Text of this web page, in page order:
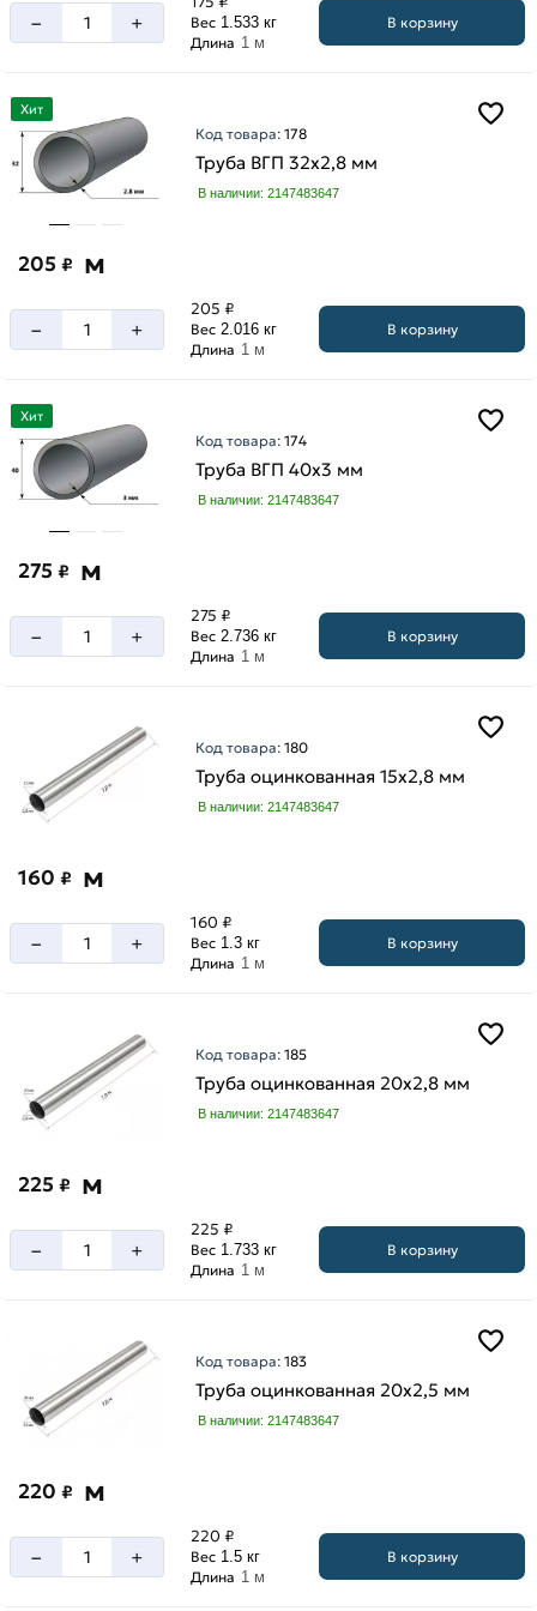
мм
89
мм
мм
– + Вес 1.533 кг
Длина 1 м
В корзину
Хит
Код товара:178
Труба ВГП 32х2,8 мм
В наличии: 2147483647
205 ₽ м
– +
205 ₽
Вес 2.016 кг
Длина 1 м
В корзину
Хит
Код товара:174
Труба ВГП 40х3 мм
В наличии: 2147483647
275 ₽ м
– +
275 ₽
Вес 2.736 кг
Длина 1 м
В корзину
Код товара:180
Труба оцинкованная 15х2,8 мм
В наличии: 2147483647
160 ₽ м
– +
160 ₽
Вес 1.3 кг
Длина 1 м
В корзину
Код товара:185
Труба оцинкованная 20х2,8 мм
В наличии: 2147483647
225 ₽ м
– +
225 ₽
Вес 1.733 кг
Длина 1 м
В корзину
Код товара:183
Труба оцинкованная 20х2,5 мм
В наличии: 2147483647
220 ₽ м
– +
220 ₽
Вес 1.5 кг
Длина 1 м
В корзину